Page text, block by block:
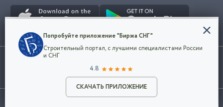
Разместить объявление
Использование сайта, в том числе подача объявлений, означает
марки представленные на сайте являются собственностью их
©2026Биржа СНГ
Конфиденциальность
Мы используем файлы cookie, чтобы сделать
наш сайт удобным для каждого
Политикой конфиденциальности компании
и принимаете условия использования cookie.
Попробуйте приложение "Биржа СНГ"
Строительный портал, с лучшими специалистами России
и СНГ
4.8
СКАЧАТЬ ПРИЛОЖЕНИЕ